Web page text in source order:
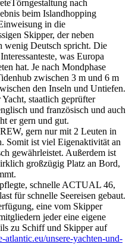
nach
beim Islandhopping
in die
Skipper, der neben
wenig Deutsch spricht. Die
was Europa
hat. Je nach Mondphase
zwischen 3 m und 6 m
den Inseln und Untiefen.
staatlich geprüfter
und französisch und auch
er gern und gut.
gern nur mit 2 Leuten in
Somit ist viel Eigenaktivität an
gewährleistet. Außerdem ist
großzügig Platz an Bord,
schnelle ACTUAL 46,
für schnelle Seereisen gebaut.
eine vom Skipper
jeder eine eigene
zu Schiff und Skipper auf
atlantic.eu/unsere-yachten-und-